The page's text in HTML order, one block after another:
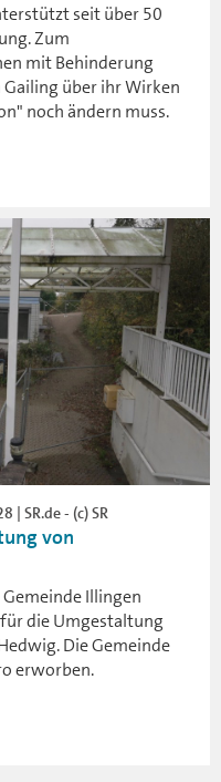
seit über 50
Zum
mit Behinderung
Gailing über ihr Wirken
noch ändern muss.
| SR.de - (c) SR
von
Illingen
die Umgestaltung
Die Gemeinde
erworben.